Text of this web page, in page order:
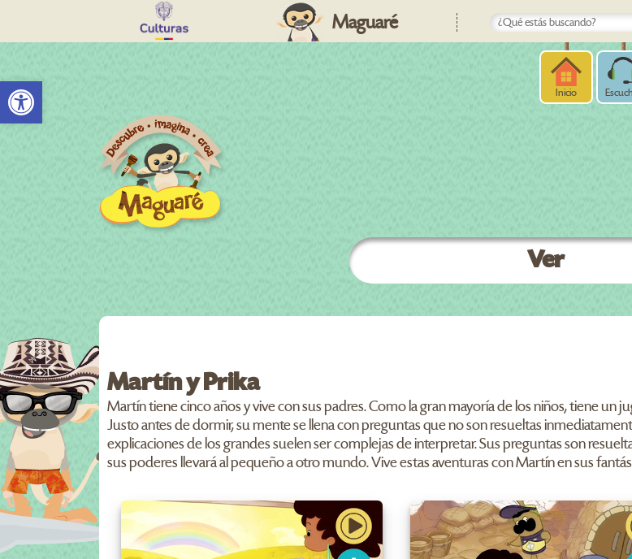
Abrir barra de herramientas
Maguaré
Inicio
Ver
Martín y Prika
Martín tiene cinco años y vive con sus padres. Como la gran mayoría de los niños, tiene
Justo antes de dormir, su mente se llena con preguntas que no son resueltas
explicaciones de los grandes suelen ser complejas de interpretar. Sus preguntas son
sus poderes llevará al pequeño a otro mundo. Vive estas aventuras con Martín en sus